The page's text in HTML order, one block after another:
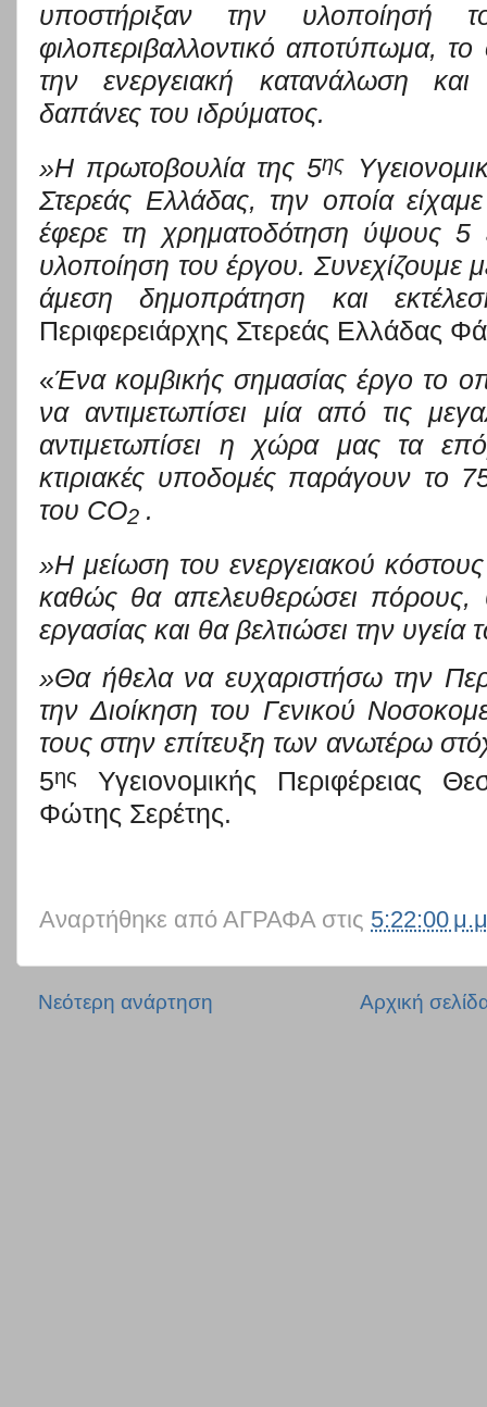
υποστήριξαν την
φιλοπεριβαλλοντικό αποτύπωμα,
την ενεργειακή κατανάλωση και
δαπάνες του ιδρύματος.
»Η πρωτοβουλία της 5ης
Στερεάς Ελλάδας, την οποία
έφερε τη χρηματοδότηση ύψους 5
υλοποίηση του έργου. Συνεχίζουμε
άμεση δημοπράτηση και
Περιφερειάρχης Στερεάς Ελλάδας
«Ένα κομβικής σημασίας έργο το
να αντιμετωπίσει μία από τις
αντιμετωπίσει η χώρα μας τα
κτιριακές υποδομές παράγουν το
του CO2 .
»Η μείωση του ενεργειακού κόστους
καθώς θα απελευθερώσει πόρους,
εργασίας και θα βελτιώσει την υγεία
»Θα ήθελα να ευχαριστήσω την
την Διοίκηση του Γενικού
τους στην επίτευξη των ανωτέρω
5ης
Υγειονομικής Περιφέρειας
Φώτης Σερέτης.
Αναρτήθηκε από ΑΓΡΑΦΑ στις 5:22:00
Νεότερη ανάρτηση Αρχική